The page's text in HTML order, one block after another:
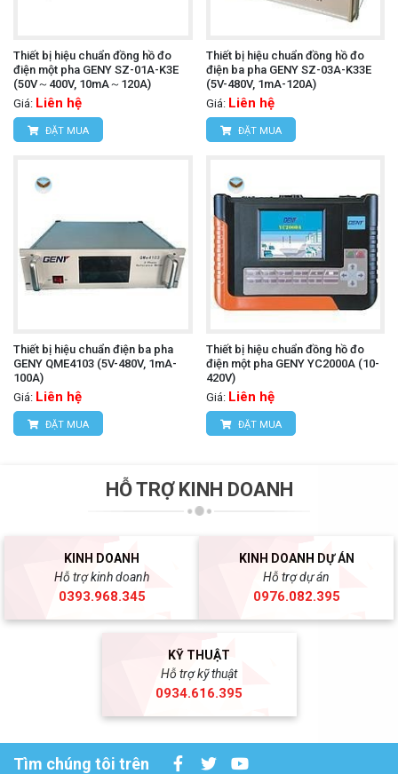
Thiết bị hiệu chuẩn đồng hồ đo
điện một pha GENY SZ-01A-K3E
(50V～400V, 10mA～120A)
Giá: Liên hệ
ĐẶT MUA
Thiết bị hiệu chuẩn đồng hồ đo
điện ba pha GENY SZ-03A-K33E
(5V-480V, 1mA-120A)
Giá: Liên hệ
ĐẶT MUA
Thiết bị hiệu chuẩn điện ba pha
GENY QME4103 (5V-480V, 1mA-
100A)
Giá: Liên hệ
ĐẶT MUA
Thiết bị hiệu chuẩn đồng hồ đo
điện một pha GENY YC2000A (10-
420V)
Giá: Liên hệ
ĐẶT MUA
HỖ TRỢ KINH DOANH
KINH DOANH
Hỗ trợ kinh doanh
0393.968.345
KINH DOANH DỰ ÁN
Hỗ trợ dự án
0976.082.395
KỸ THUẬT
Hỗ trợ kỹ thuật
0934.616.395
Tìm chúng tôi trên